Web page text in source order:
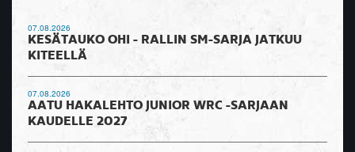
07.08.2026
KESÄTAUKO OHI - RALLIN SM-SARJA JATKUU
KITEELLÄ
07.08.2026
AATU HAKALEHTO JUNIOR WRC -SARJAAN
KAUDELLE 2027